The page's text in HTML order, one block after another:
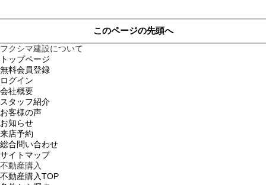
このページの先頭へ
フクシマ建設について
トップページ
無料会員登録
ログイン
会社概要
スタッフ紹介
お客様の声
お知らせ
来店予約
総合問い合わせ
サイトマップ
不動産購入
不動産購入TOP